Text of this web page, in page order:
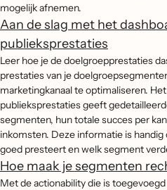
mogelijk afnemen.
Aan de slag met het
publieksprestaties
Leer hoe je de doelgroepprestaties
prestaties van je
marketingkanaal te optimaliseren.
publieksprestaties geeft
segmenten, hun totale succes per
inkomsten. Deze informatie is
goed presteert en welk segment
Hoe maak je segmenten
Met de actionability die is